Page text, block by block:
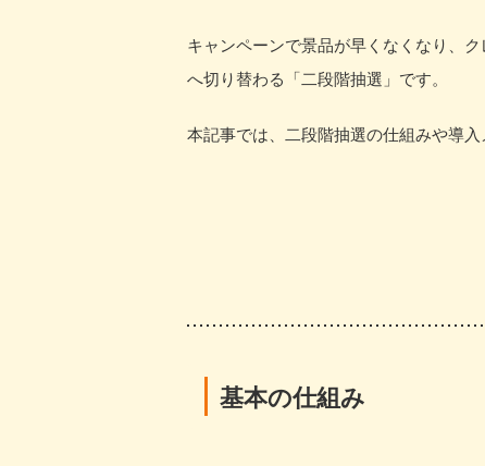
キャンペーンで景品が早くなくなり、
へ切り替わる「二段階抽選」です。
本記事では、二段階抽選の仕組みや導
基本の仕組み